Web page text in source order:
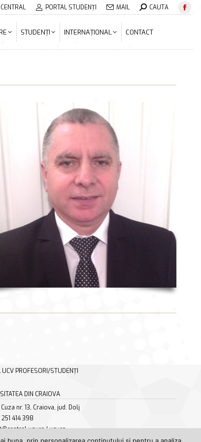
PORTAL STUDENȚI MAIL Search:CAUTĂ
STUDENȚI INTERNAȚIONAL CONTACT
UCV PROFESORI/STUDENȚI
DIN CRAIOVA
Cuza nr. 13, Craiova, jud. Dolj
414 398
| ucv.ro
STUDENȚI INTERNAȚIONAL CONTACT